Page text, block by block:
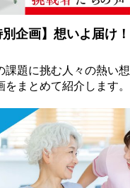
別企画】想いよ届け
課題に挑む人々の熱い
をまとめて紹介します。